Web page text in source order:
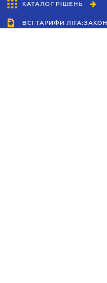
КАТАЛОГ РІШЕНЬ
ВСІ ТАРИФИ ЛІГА:ЗАКОН